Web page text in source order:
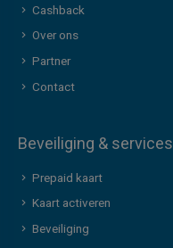
Cashback
Over ons
Partner
Contact
Beveiliging & services
Prepaid kaart
Kaart activeren
Beveiliging